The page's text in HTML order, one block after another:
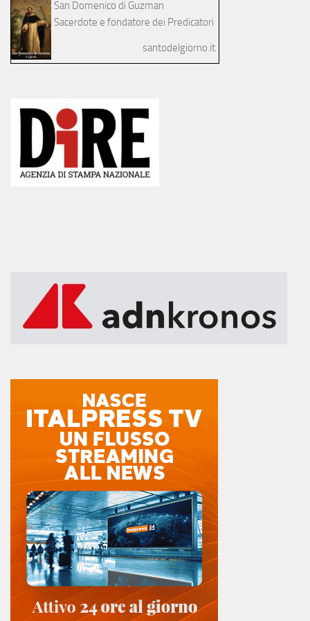
San Domenico di Guzman
Sacerdote e fondatore dei Predicatori
santodelgiorno.it